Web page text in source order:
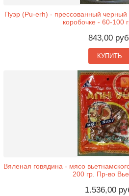
Пуэр (Pu-erh) - прессованный
коробочке - 60-100
843,00
КУПИТЬ
Вяленая говядина - мясо
200 гр. Пр-во
1.536,00